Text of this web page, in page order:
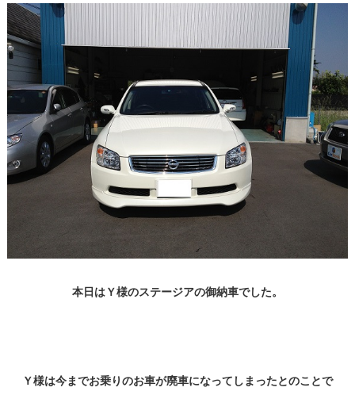
本日はＹ様のステージアの御納車でした。
Ｙ様は今までお乗りのお車が廃車になってしまったとのことで